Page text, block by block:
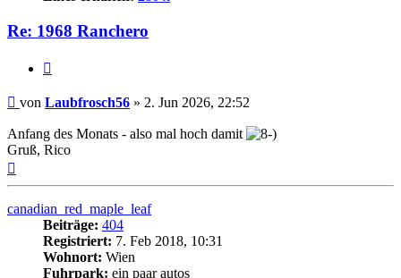
Re: 1968 Ranchero
Beitrag
von Laubfrosch56 » 2. Jun 2026, 22:52
Anfang des Monats - also mal hoch damit
Gruß, Rico
canadian_red_maple_leaf
Beiträge: 404
Registriert: 7. Feb 2018, 10:31
Wohnort: Wien
Fuhrpark: ein paar autos